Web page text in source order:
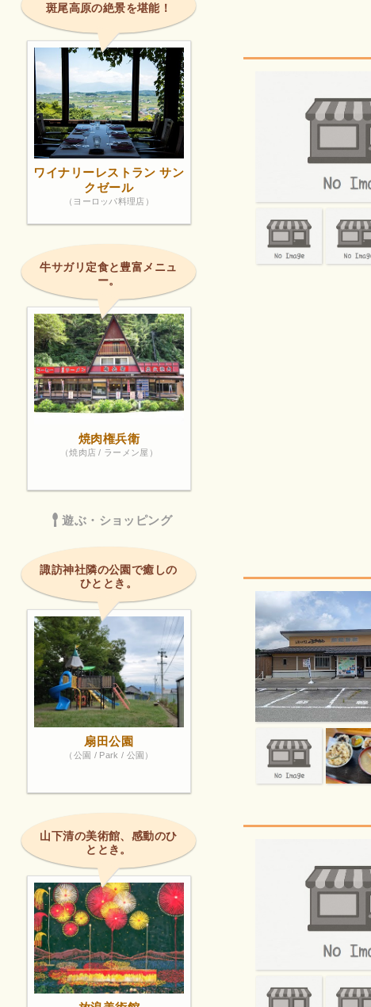
斑尾高原の絶景を堪能！
ワイナリーレストラン サン
クゼール
（ヨーロッパ料理店）
牛サガリ定食と豊富メニュ
ー。
焼肉権兵衛
（焼肉店 / ラーメン屋）
遊ぶ・ショッピング
諏訪神社隣の公園で癒しの
ひととき。
扇田公園
（公園 / Park / 公園）
山下清の美術館、感動のひ
ととき。